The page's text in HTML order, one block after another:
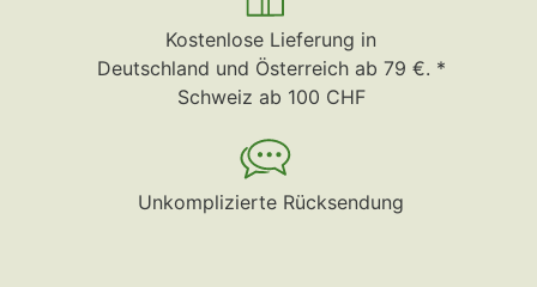
Kostenlose Lieferung in
Deutschland und Österreich ab 79 €. *
Schweiz ab 100 CHF
Unkomplizierte Rücksendung